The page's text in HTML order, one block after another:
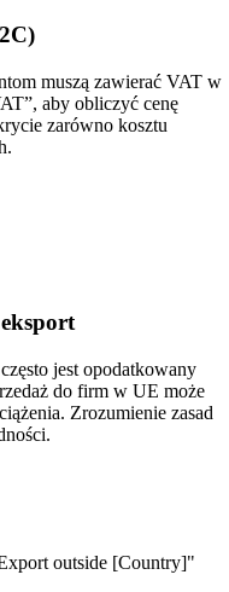
muszą zawierać VAT w
aby obliczyć cenę
zarówno kosztu
jest opodatkowany
do firm w UE może
Zrozumienie zasad
outside [Country]"